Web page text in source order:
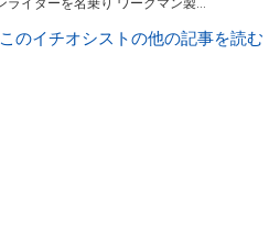
このイチオシストの他の記事を読む